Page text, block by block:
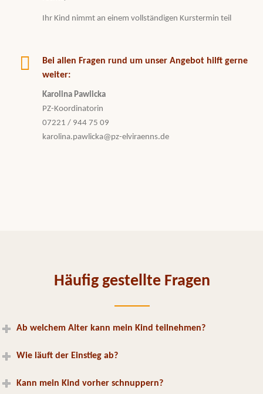
Ihr Kind nimmt an einem vollständigen Kurstermin teil
Bei allen Fragen rund um unser Angebot hilft gerne
weiter:
Karolina Pawlicka
PZ-Koordinatorin
07221 / 944 75 09
karolina.pawlicka@pz-elviraenns.de
Häufig gestellte Fragen
Ab welchem Alter kann mein Kind teilnehmen?
Wie läuft der Einstieg ab?
Kann mein Kind vorher schnuppern?